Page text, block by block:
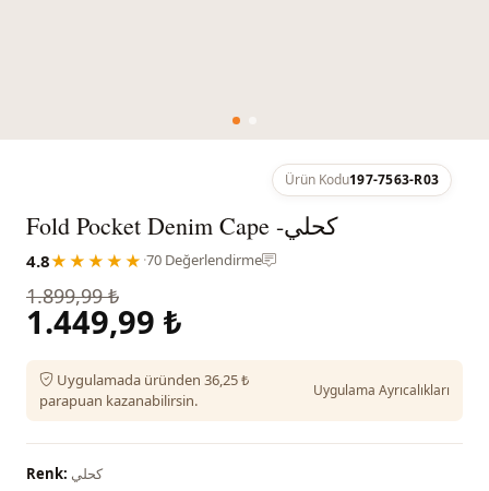
Ürün Kodu197-7563-R03
Fold Pocket Denim Cape -كحلي
4.8★★★★★ ·70 Değerlendirme
1.899,99 ₺
1.449,99 ₺
Uygulamada üründen 36,25 ₺
parapuan kazanabilirsin.
Uygulama Ayrıcalıkları
Renk: كحلي